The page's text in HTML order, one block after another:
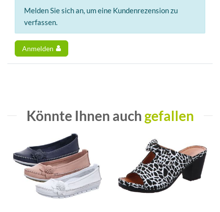
Melden Sie sich an, um eine Kundenrezension zu
verfassen.
Anmelden
Könnte Ihnen auch gefallen